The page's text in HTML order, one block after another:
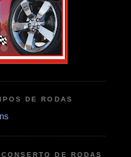
DE RODAS
DE RODAS